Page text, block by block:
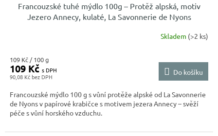
Francouzské tuhé mýdlo 100g – Protěž alpská, motiv
Jezero Annecy, kulaté, La Savonnerie de Nyons
Skladem (>2 ks)
90,08 Kč
109 Kč
Měrná
cena:
109 Kč / 100 g
Do košíku
Francouzské mýdlo 100 g s vůní protěže alpské od La Savonnerie
de Nyons v papírové krabičce s motivem jezera Annecy – svěží
péče s vůní horského vzduchu.